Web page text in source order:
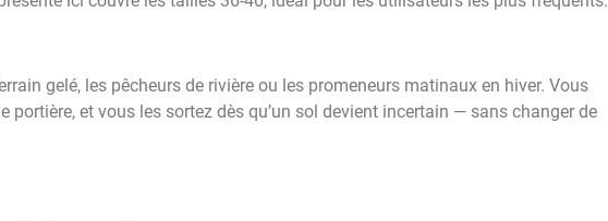
gelé, les pêcheurs de rivière ou les promeneurs matinaux en hiver. Vous
portière, et vous les sortez dès qu’un sol devient incertain — sans changer de